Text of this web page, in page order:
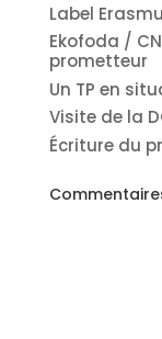
Label
Ekofoda /
prometteur
Un TP en
Visite de la
Écriture du